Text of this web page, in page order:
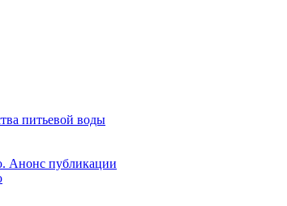
питьевой воды
Анонс публикации